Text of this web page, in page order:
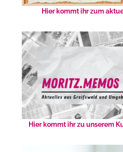
Hier kommt ihr zum
Hier kommt ihr zu unserem